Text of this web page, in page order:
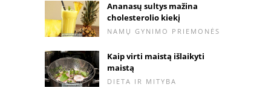
Ananasų sultys mažina
cholesterolio kiekį
NAMŲ GYNIMO PRIEMONĖS
Kaip virti maistą išlaikyti
maistą
DIETA IR MITYBA